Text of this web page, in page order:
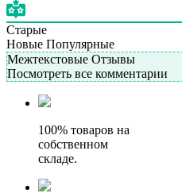
Старые
Новые Популярные
Межтекстовые Отзывы
Посмотреть все комментарии
100% товаров на
собственном
складе.